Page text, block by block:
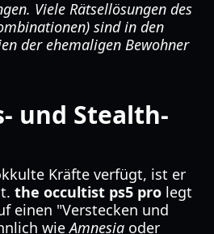
Viele Rätsellösungen des
sind in den
der ehemaligen Bewohner
und Stealth-
Kräfte verfügt, ist er
the occultist ps5 pro legt
einen "Verstecken und
wieAmnesia oder